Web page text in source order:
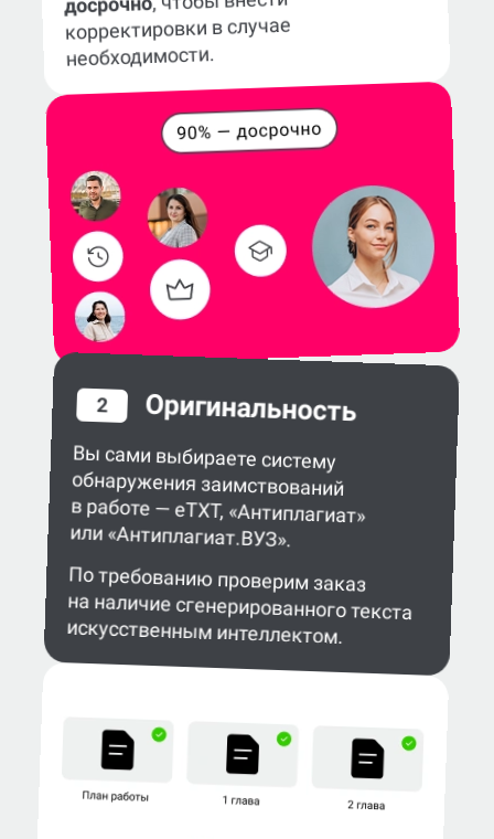
корректировки в случае
необходимости.
2 Оригинальность
Вы сами выбираете систему
обнаружения заимствований
в работе — eTXT, «Антиплагиат»
или «Антиплагиат.ВУЗ».
По требованию проверим заказ
на наличие сгенерированного текста
искусственным интеллектом.